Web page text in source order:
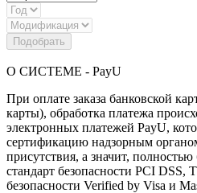
Подобрать
О СИСТЕМЕ - PayU
При оплате заказа банковской
карты), обработка платежа
электронных платежей PayU,
сертификацию надзорным
присутствия, а значит,
стандарт безопасности PCI
безопасности Verified by Visa и